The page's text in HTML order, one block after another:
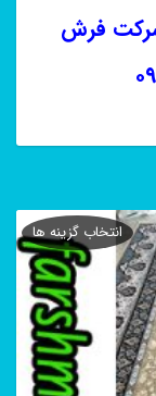
فرش
انتخاب گزینه ها